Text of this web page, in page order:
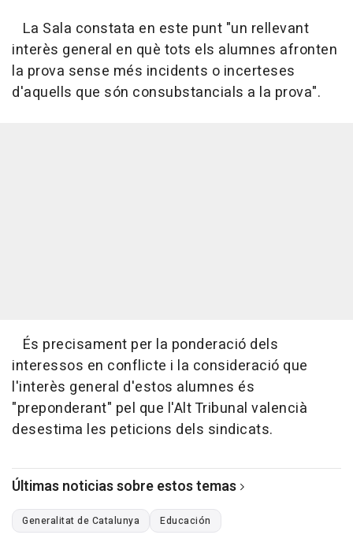
La Sala constata en este punt "un rellevant
interès general en què tots els alumnes afronten
la prova sense més incidents o incerteses
d'aquells que són consubstancials a la prova".
És precisament per la ponderació dels
interessos en conflicte i la consideració que
l'interès general d'estos alumnes és
"preponderant" pel que l'Alt Tribunal valencià
desestima les peticions dels sindicats.
Últimas noticias sobre estos temas
Generalitat de Catalunya Educación